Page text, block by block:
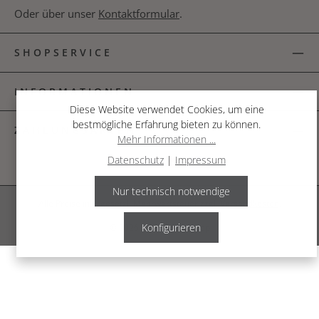
Oder über unser Kontaktformular.
SHOPSERVICE
INFORMATIONEN
ZAHLUNGSARTEN
© 2026 The Garden Shop
Diese Website verwendet Cookies, um eine
bestmögliche Erfahrung bieten zu können.
Mehr Informationen ...
Datenschutz | Impressum
Nur technisch notwendige
Konfigurieren